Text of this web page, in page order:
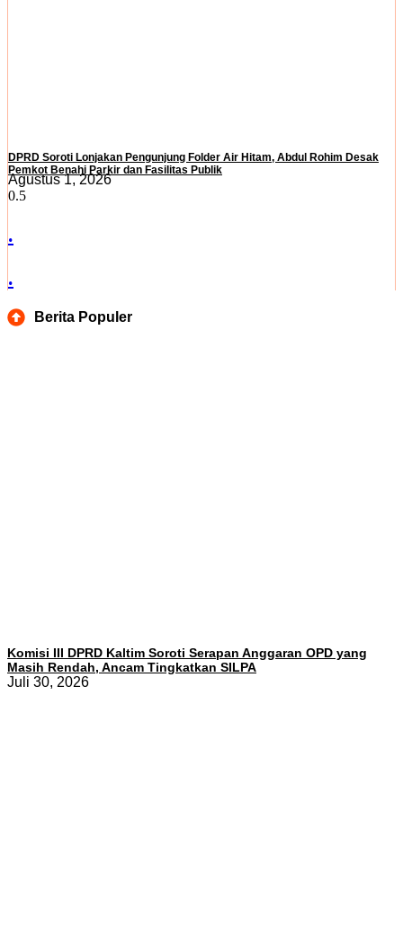
DPRD Soroti Lonjakan Pengunjung Folder Air Hitam, Abdul Rohim Desak
Pemkot Benahi Parkir dan Fasilitas Publik
Agustus 1, 2026
.
.
Berita Populer
Komisi III DPRD Kaltim Soroti Serapan Anggaran OPD yang
Masih Rendah, Ancam Tingkatkan SILPA
Juli 30, 2026